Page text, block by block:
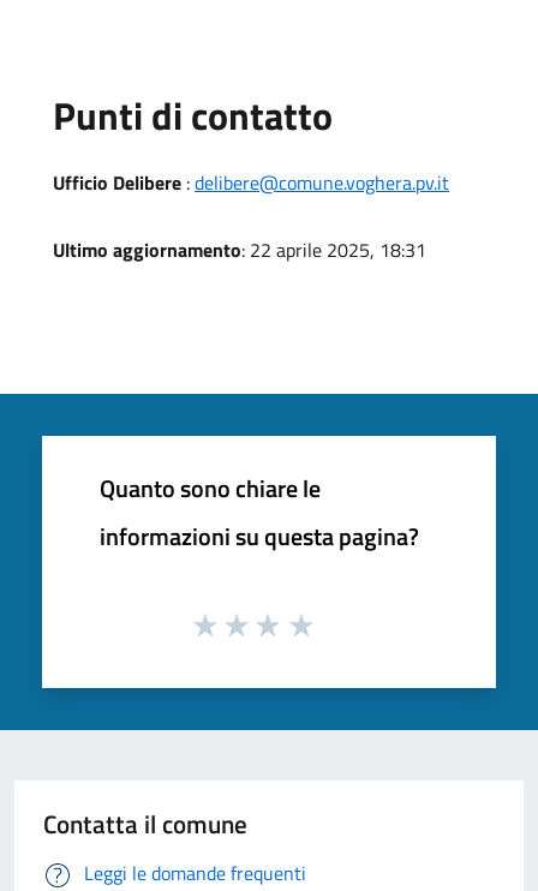
Punti di contatto
Ufficio Delibere :delibere@comune.voghera.pv.it
Ultimo aggiornamento: 22 aprile 2025, 18:31
Quanto sono chiare le
informazioni su questa pagina?
Contatta il comune
Leggi le domande frequenti